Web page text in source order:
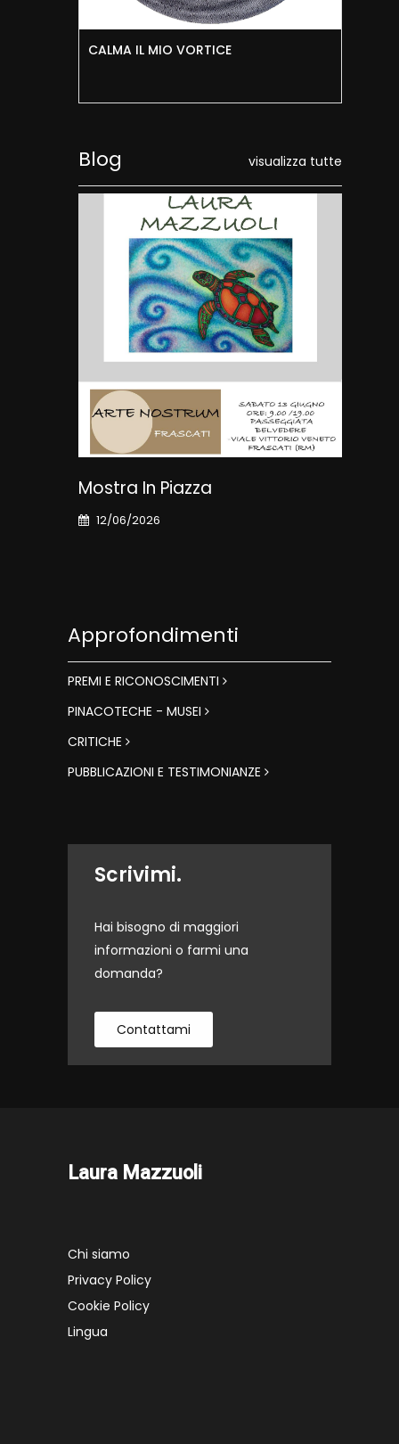
CALMA IL MIO VORTICE
visualizza tutte
Blog
Mostra In Piazza
12/06/2026
Approfondimenti
PREMI E RICONOSCIMENTI
PINACOTECHE - MUSEI
CRITICHE
PUBBLICAZIONI E TESTIMONIANZE
Scrivimi.
Hai bisogno di maggiori
informazioni o farmi una
domanda?
Contattami
Laura Mazzuoli
Chi siamo
Privacy Policy
Cookie Policy
Lingua